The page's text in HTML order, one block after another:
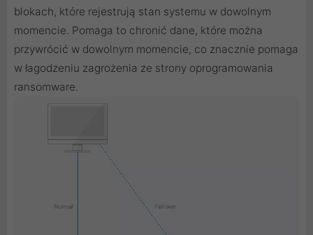
blokach, które rejestrują stan systemu w dowolnym
momencie. Pomaga to chronić dane, które można
przywrócić w dowolnym momencie, co znacznie pomaga
w łagodzeniu zagrożenia ze strony oprogramowania
ransomware.